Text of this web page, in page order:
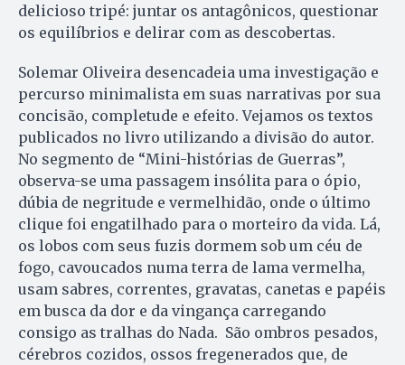
delicioso tripé: juntar os antagônicos, questionar
os equilíbrios e delirar com as descobertas.
Solemar Oliveira desencadeia uma investigação e
percurso minimalista em suas narrativas por sua
concisão, completude e efeito. Vejamos os textos
publicados no livro utilizando a divisão do autor.
No segmento de “Mini-histórias de Guerras”,
observa-se uma passagem insólita para o ópio,
dúbia de negritude e vermelhidão, onde o último
clique foi engatilhado para o morteiro da vida. Lá,
os lobos com seus fuzis dormem sob um céu de
fogo, cavoucados numa terra de lama vermelha,
usam sabres, correntes, gravatas, canetas e papéis
em busca da dor e da vingança carregando
consigo as tralhas do Nada. São ombros pesados,
cérebros cozidos, ossos fregenerados que, de